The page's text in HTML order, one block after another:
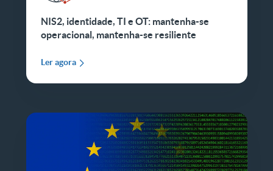
NIS2, identidade, TI e OT: mantenha-se
operacional, mantenha-se resiliente
Ler agora